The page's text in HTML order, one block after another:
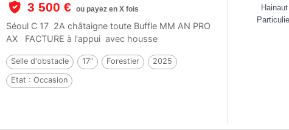
3 500 € ou payez en X fois
Séoul C 17 2A châtaigne toute Buffle MM AN PRO
AX FACTURE à l'appui avec housse
Selle d'obstacle 17" Forestier 2025
Etat :Occasion
Hainaut